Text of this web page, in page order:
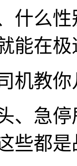
什么
能在
机教
、急
些都是